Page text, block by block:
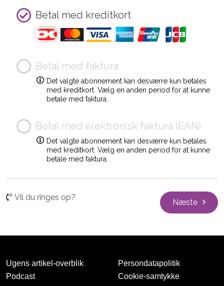
Betal med kreditkort
Betal med faktura
Det valgte abonnement kan desværre kun betales
med kreditkort. Vælg en anden period for at kunne
betale med faktura.
Betal med elektronisk faktura (EAN)
Det valgte abonnement kan desværre kun betales
med kreditkort. Vælg en anden period for at kunne
betale med faktura.
Vil du ringes op?
Næste
Ugens artikel-overblik
Podcast
Persondatapolitik
Cookie-samtykke